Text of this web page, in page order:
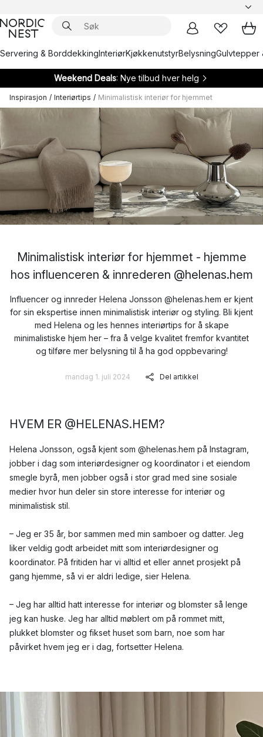
Servering & BorddekkingInteriørKjøkkenutstyrBelysningGulvtepper
Weekend Deals: Nye tilbud hver helg
Inspirasjon / Interiørtips / Minimalistisk interiør for hjemmet
Minimalistisk interiør for hjemmet - hjemme
hos influenceren & innrederen @helenas.hem
Influencer og innreder Helena Jonsson @helenas.hem er kjent
for sin ekspertise innen minimalistisk interiør og styling. Bli kjent
med Helena og les hennes interiørtips for å skape
minimalistiske hjem her – fra å velge kvalitet fremfor kvantitet
og tilføre mer belysning til å ha god oppbevaring!
mandag 1. juli 2024 Del artikkel
HVEM ER @HELENAS.HEM?
Helena Jonsson, også kjent som @helenas.hem på Instagram,
jobber i dag som interiørdesigner og koordinator i et eiendom
smegle byrå, men jobber også i stor grad med sine sosiale
medier hvor hun deler sin store interesse for interiør og
minimalistisk stil.
– Jeg er 35 år, bor sammen med min samboer og datter. Jeg
liker veldig godt arbeidet mitt som interiørdesigner og
koordinator. På fritiden har vi alltid et eller annet prosjekt på
gang hjemme, så vi er aldri ledige, sier Helena.
– Jeg har alltid hatt interesse for interiør og blomster så lenge
jeg kan huske. Jeg har alltid møblert om på rommet mitt,
plukket blomster og fikset huset som barn, noe som har
påvirket hvem jeg er i dag, fortsetter Helena.